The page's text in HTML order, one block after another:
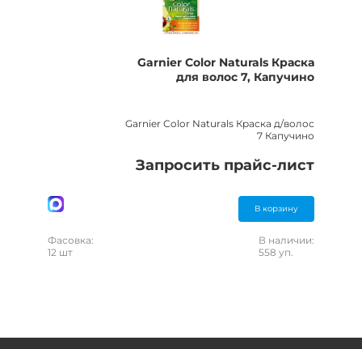
Garnier Color Naturals Краска
для волос 7, Капучино
Garnier Color Naturals Краска д/волос
7 Капучино
Запросить прайс-лист
В корзину
Фасовка:
12 шт
В наличии:
558 уп.